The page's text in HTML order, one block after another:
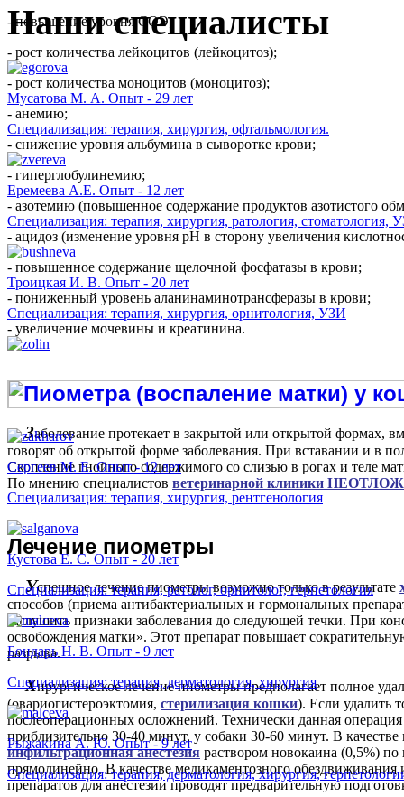
- повышение уровня СОЭ;
- рост количества лейкоцитов (лейкоцитоз);
- рост количества моноцитов (моноцитоз);
- анемию;
- снижение уровня альбумина в сыворотке крови;
- гиперглобулинемию;
- азотемию (повышенное содержание продуктов азотистого
- ацидоз (изменение уровня pH в сторону увеличения
- повышенное содержание щелочной фосфатазы в крови;
- пониженный уровень аланинаминотрансферазы в крови;
- увеличение мочевины и креатинина.
Заболевание протекает в закрытой или открытой формах,
говорят об открытой форме заболевания. При вставании и в
Скопление гнойного содержимого со слизью в рогах и теле
По мнению специалистов ветеринарной клиники
Лечение пиометры
Успешное лечение пиометры возможно только в результате
способов (приема антибактериальных и гормональных
заглушить признаки заболевания до следующей течки. При
освобождения матки». Этот препарат повышает
разрыва.
Хирургическое лечение пиометры предполагает полное
(овариогистероэктомия, стерилизация кошки). Если удалить
послеоперационных осложнений. Технически данная
приблизительно 30-40 минут, у собаки 30-60 минут. В
инфильтрационная анестезия раствором новокаина (0,5%)
прямолинейно. В качестве медикаментозного
препаратов для анестезии проводят предварительную
Наши специалисты
Мусатова М. А. Опыт - 29 лет
Специализация: терапия, хирургия, офтальмология.
Еремеева А.Е. Опыт - 12 лет
Специализация: терапия, хирургия, ратология, стоматология,
Троицкая И. В. Опыт - 20 лет
Специализация: терапия, хирургия, орнитология, УЗИ
Сергеев М. Е. Опыт - 12 лет
Специализация: терапия, хирургия, рентгенология
Кустова Е. С. Опыт - 20 лет
Специализация: терапия, ратолог, орнитолог, герпетология
Бондарь Н. В. Опыт - 9 лет
Специализация: терапия, дерматология, хирургия
Рыжакина А. Ю. Опыт - 9 лет
Специализация: терапия, дерматология, хирургия,